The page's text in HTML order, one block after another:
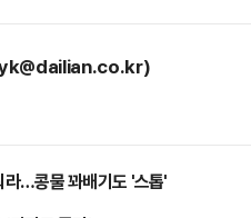
…콩물 꽈배기도 '스톱'